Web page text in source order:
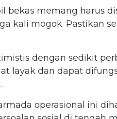
bekas memang harus
kali mogok. Pastikan
dengan sedikit
layak dan dapat
operasional ini